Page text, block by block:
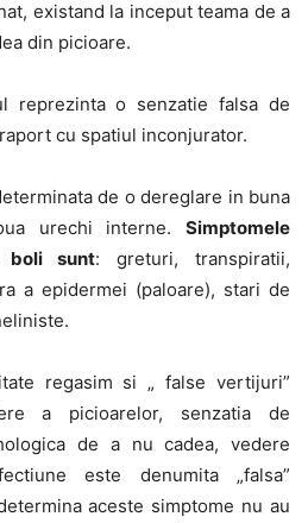
existand la inceput teama de a
din picioare.
reprezinta o senzatie falsa de
cu spatiul inconjurator.
de o dereglare in buna
urechi interne. Simptomele
boli sunt: greturi, transpiratii,
a epidermei (paloare), stari de
regasim si „ false vertijuri”
a picioarelor, senzatia de
de a nu cadea, vedere
este denumita „falsa”
aceste simptome nu au